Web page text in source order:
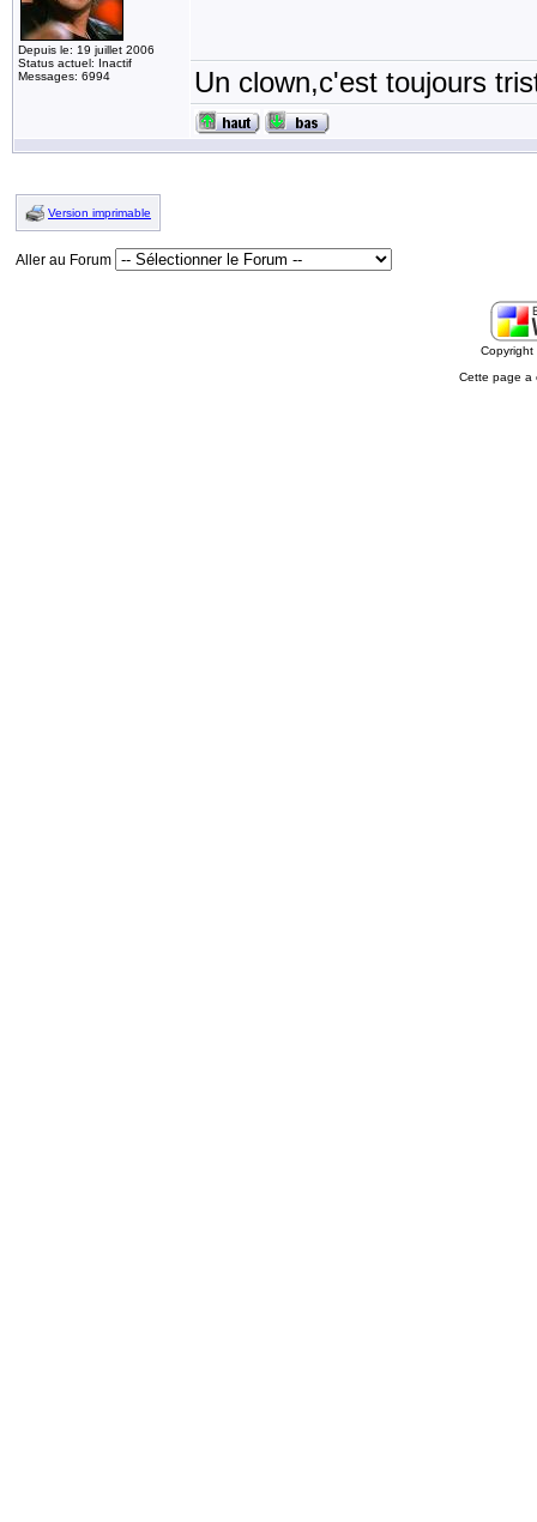
Depuis le: 19 juillet 2006
Status actuel: Inactif
Messages: 6994
Un clown,c'est toujours
Version imprimable
Aller au Forum
Cette page a